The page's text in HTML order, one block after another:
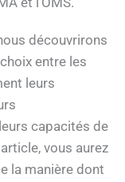
découvrirons
entre les
leurs
capacités de
vous aurez
la manière dont